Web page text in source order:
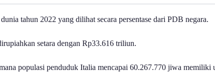
tahun 2022 yang dilihat secara persentase dari PDB negara.
setara dengan Rp33.616 triliun.
populasi penduduk Italia mencapai 60.267.770 jiwa memiliki